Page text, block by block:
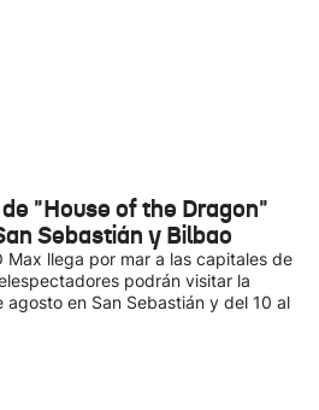
"House of the Dragon"
Sebastián y Bilbao
Max llega por mar a las capitales de
podrán visitar la
en San Sebastián y del 10 al